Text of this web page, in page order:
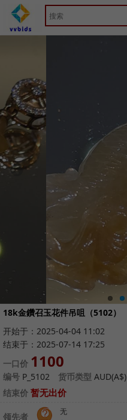
首页 Jewelry
18k金鑽召玉花件吊咀（5102）
开始于：2025-04-04 11:02
结束于：2025-07-14 17:25
一口价 1100
编号 P_5102 货币类型 AUD(A$)
结束价 暂无出价
领先者
无